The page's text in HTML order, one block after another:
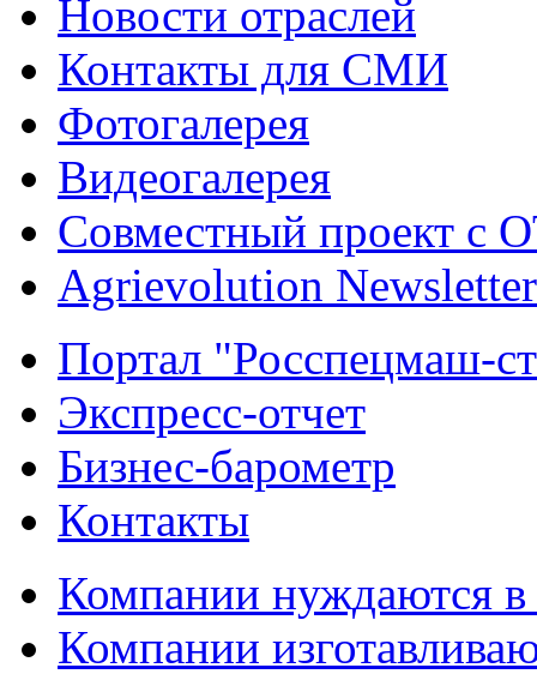
Новости отраслей
Контакты для СМИ
Фотогалерея
Видеогалерея
Совместный проект с
Agrievolution Newsletter
Портал "Росспецмаш-
Экспресс-отчет
Бизнес-барометр
Контакты
Компании нуждаются в
Компании